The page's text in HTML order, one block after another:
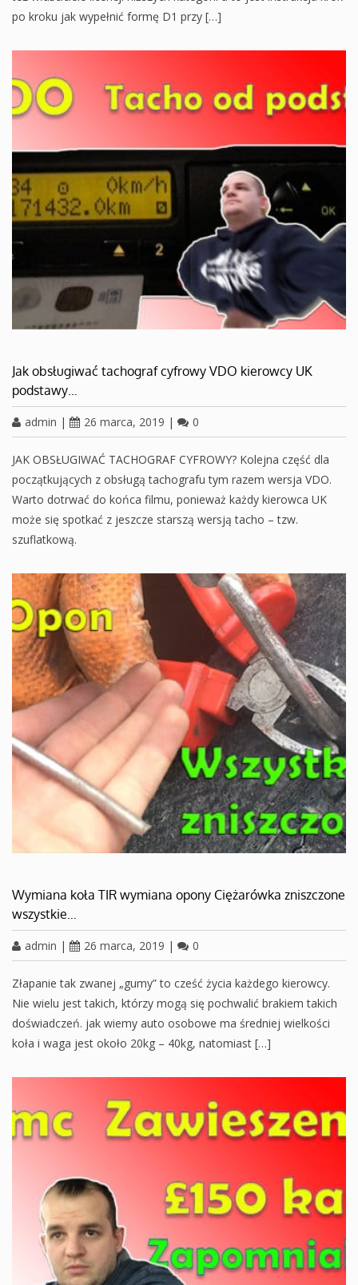
po kroku jak wypełnić formę D1 przy […]
Jak obsługiwać tachograf cyfrowy VDO kierowcy UK
podstawy…
admin | 26 marca, 2019 | 0
JAK OBSŁUGIWAĆ TACHOGRAF CYFROWY? Kolejna część dla
początkujących z obsługą tachografu tym razem wersja VDO.
Warto dotrwać do końca filmu, ponieważ każdy kierowca UK
może się spotkać z jeszcze starszą wersją tacho – tzw.
szuflatkową.
Wymiana koła TIR wymiana opony Ciężarówka zniszczone
wszystkie…
admin | 26 marca, 2019 | 0
Złapanie tak zwanej „gumy” to cześć życia każdego kierowcy.
Nie wielu jest takich, którzy mogą się pochwalić brakiem takich
doświadczeń. jak wiemy auto osobowe ma średniej wielkości
koła i waga jest około 20kg – 40kg, natomiast […]